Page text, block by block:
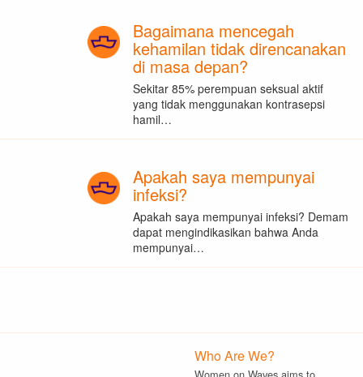
Bagaimana mencegah
kehamilan tidak direncanakan
di masa depan?
Sekitar 85% perempuan seksual aktif
yang tidak menggunakan kontrasepsi
hamil…
Apakah saya mempunyai
infeksi?
Apakah saya mempunyai infeksi? Demam
dapat mengindikasikan bahwa Anda
mempunyai…
Who Are We?